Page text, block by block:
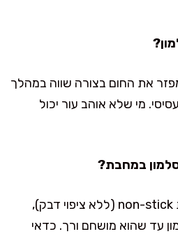
את החום בצורה שווה במהלך
מי שלא אוהב עור יכול
במחבת?
כן, אפשר. מחממים מחבת non-stick (ללא ציפוי דבק),
עד שהוא מושחם ורך. כדאי